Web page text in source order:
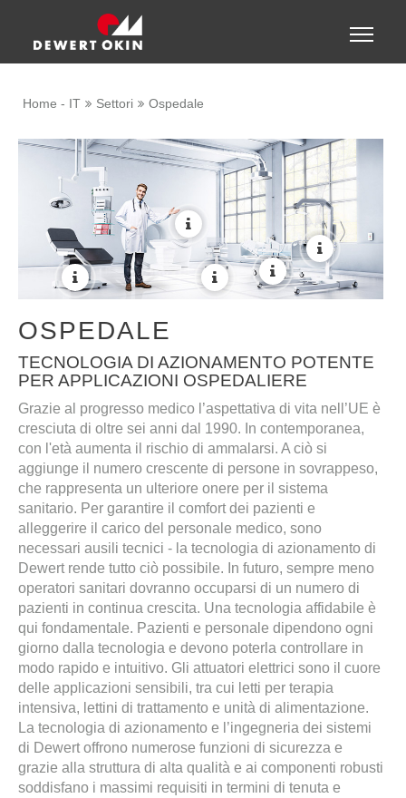
Toggle
Home - IT Settori Ospedale
More
More
More More
More
OSPEDALE
TECNOLOGIA DI AZIONAMENTO POTENTE
PER APPLICAZIONI OSPEDALIERE
Grazie al progresso medico l’aspettativa di vita nell’UE è
cresciuta di oltre sei anni dal 1990. In contemporanea,
con l'età aumenta il rischio di ammalarsi. A ciò si
aggiunge il numero crescente di persone in sovrappeso,
che rappresenta un ulteriore onere per il sistema
sanitario. Per garantire il comfort dei pazienti e
alleggerire il carico del personale medico, sono
necessari ausili tecnici - la tecnologia di azionamento di
Dewert rende tutto ciò possibile. In futuro, sempre meno
operatori sanitari dovranno occuparsi di un numero di
pazienti in continua crescita. Una tecnologia affidabile è
qui fondamentale. Pazienti e personale dipendono ogni
giorno dalla tecnologia e devono poterla controllare in
modo rapido e intuitivo. Gli attuatori elettrici sono il cuore
delle applicazioni sensibili, tra cui letti per terapia
intensiva, lettini di trattamento e unità di alimentazione.
La tecnologia di azionamento e l’ingegneria dei sistemi
di Dewert offrono numerose funzioni di sicurezza e
grazie alla struttura di alta qualità e ai componenti robusti
soddisfano i massimi requisiti in termini di tenuta e